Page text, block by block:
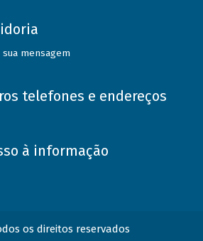
sua mensagem
telefones e endereços
à informação
os direitos reservados